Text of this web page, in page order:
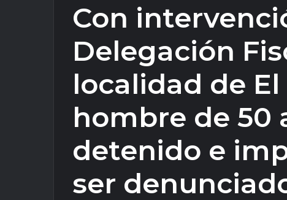
Con
Delegación
localidad de
hombre de 50
detenido e
ser